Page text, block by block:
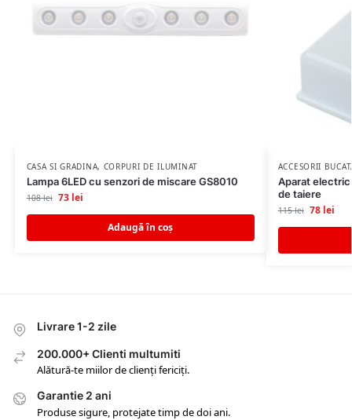
CASA SI GRADINA, CORPURI DE ILUMINAT
Lampa 6LED cu senzori de miscare GS8010
108lei 73 lei
Adaugă în coș
ACCESORII
Aparat
de taiere
115lei 78 lei
Livrare 1-2 zile
200.000+ Clienti multumiti
Alătură-te miilor de clienți fericiți.
Garantie 2 ani
Produse sigure, protejate timp de doi ani.